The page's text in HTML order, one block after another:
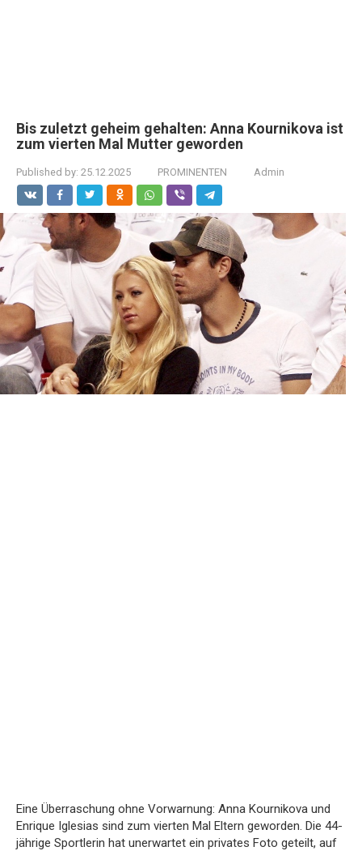
Bis zuletzt geheim gehalten: Anna Kournikova ist
zum vierten Mal Mutter geworden
Published by: 25.12.2025 PROMINENTEN Admin
Eine Überraschung ohne Vorwarnung: Anna Kournikova und
Enrique Iglesias sind zum vierten Mal Eltern geworden. Die 44-
jährige Sportlerin hat unerwartet ein privates Foto geteilt, auf